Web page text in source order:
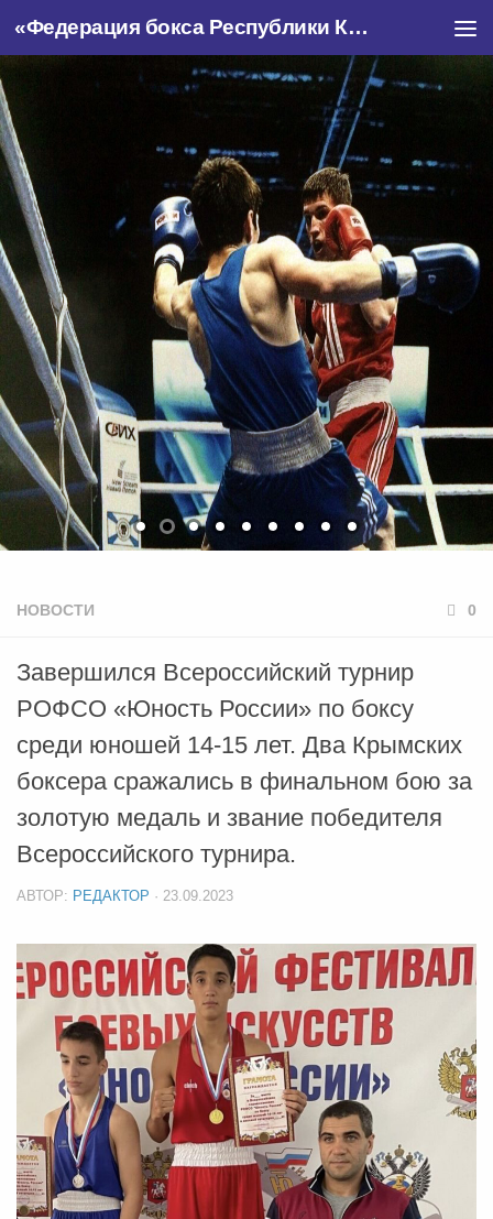
«Федерация бокса Республики Крым»
НОВОСТИ 0
Завершился Всероссийский турнир
РОФСО «Юность России» по боксу
среди юношей 14-15 лет. Два Крымских
боксера сражались в финальном бою за
золотую медаль и звание победителя
Всероссийского турнира.
АВТОР: РЕДАКТОР · 23.09.2023